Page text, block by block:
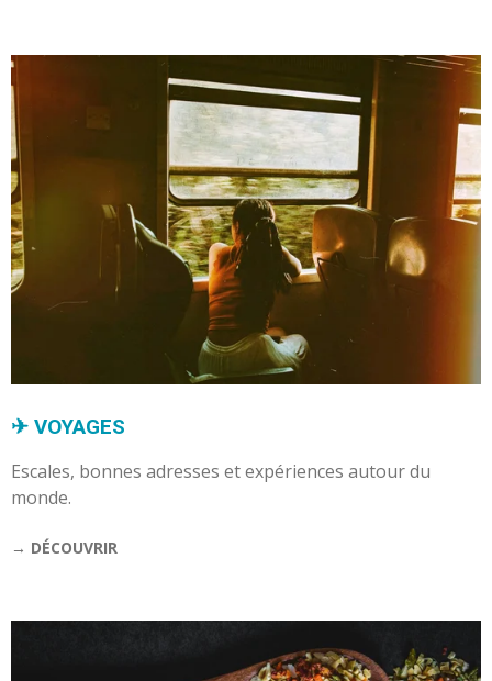
✈︎ VOYAGES
Escales, bonnes adresses et expériences autour du
monde.
→ DÉCOUVRIR